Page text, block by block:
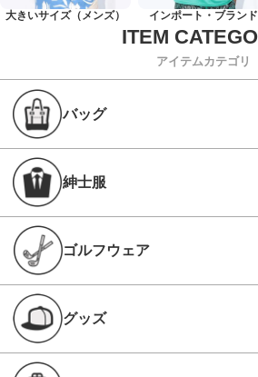
大きいサイズ（メンズ） インポート・ブランド
アイテムカテゴリ
バッグ
紳士服
ゴルフウェア
グッズ